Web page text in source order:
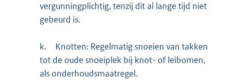
vergunningplichtig, tenzij dit al lange tijd niet
gebeurd is.
k.
Knotten: Regelmatig snoeien van takken
tot de oude snoeiplek bij knot- of leibomen,
als onderhoudsmaatregel.